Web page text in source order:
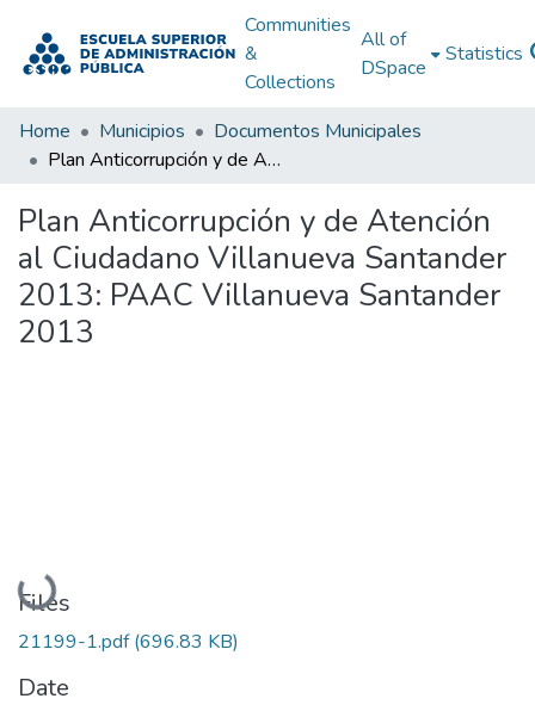
Communities
&
Collections
All of
DSpace
Statistics
Home Municipios
Documentos Municipales
Plan Anticorrupción y de Atención al Ciudadano Villanueva Santander 2013: PAAC Villanueva Santander 2013
Plan Anticorrupción y de Atención
al Ciudadano Villanueva Santander
2013: PAAC Villanueva Santander
2013
Loading...
Files
21199-1.pdf(696.83 KB)
Date